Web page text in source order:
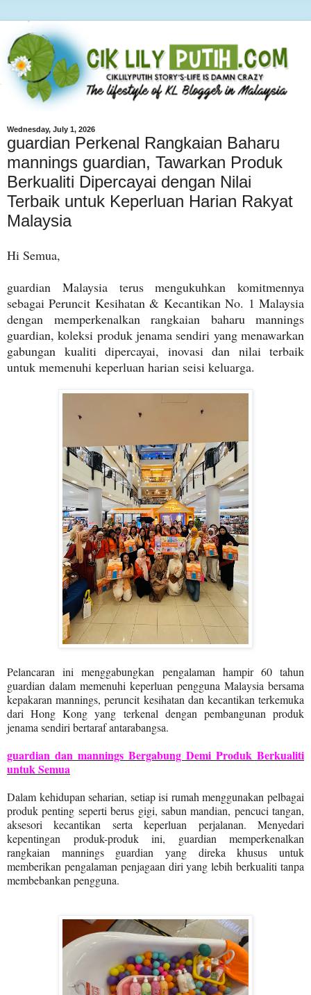
Wednesday, July 1, 2026
guardian Perkenal Rangkaian Baharu
mannings guardian, Tawarkan Produk
Berkualiti Dipercayai dengan Nilai
Terbaik untuk Keperluan Harian Rakyat
Malaysia
Hi Semua,
guardian Malaysia terus mengukuhkan komitmennya
sebagai Peruncit Kesihatan & Kecantikan No. 1 Malaysia
dengan memperkenalkan rangkaian baharu mannings
guardian, koleksi produk jenama sendiri yang menawarkan
gabungan kualiti dipercayai, inovasi dan nilai terbaik
untuk memenuhi keperluan harian seisi keluarga.
Pelancaran ini menggabungkan pengalaman hampir 60 tahun
guardian dalam memenuhi keperluan pengguna Malaysia bersama
kepakaran mannings, peruncit kesihatan dan kecantikan terkemuka
dari Hong Kong yang terkenal dengan pembangunan produk
jenama sendiri bertaraf antarabangsa.
guardian dan mannings Bergabung Demi Produk Berkualiti
untuk Semua
Dalam kehidupan seharian, setiap isi rumah menggunakan pelbagai
produk penting seperti berus gigi, sabun mandian, pencuci tangan,
aksesori kecantikan serta keperluan perjalanan. Menyedari
kepentingan produk-produk ini, guardian memperkenalkan
rangkaian mannings guardian yang direka khusus untuk
memberikan pengalaman penjagaan diri yang lebih berkualiti tanpa
membebankan pengguna.